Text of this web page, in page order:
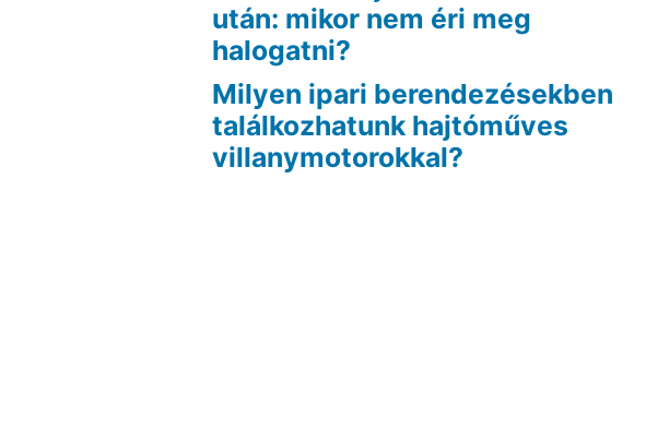
után: mikor nem éri meg
halogatni?
Milyen ipari berendezésekben
találkozhatunk hajtóműves
villanymotorokkal?